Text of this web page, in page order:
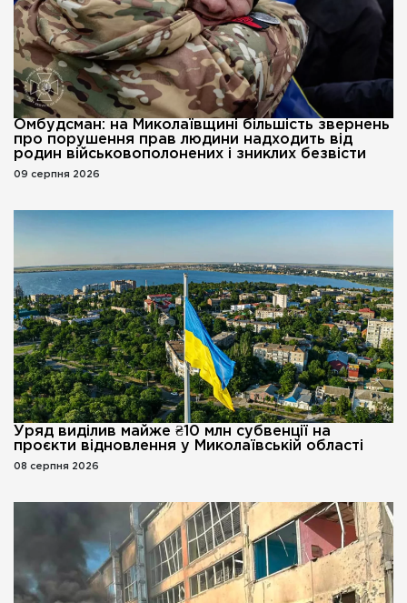
Омбудсман: на Миколаївщині більшість звернень
про порушення прав людини надходить від
родин військовополонених і зниклих безвісти
09 серпня 2026
Уряд виділив майже ₴10 млн субвенції на
проєкти відновлення у Миколаївській області
08 серпня 2026